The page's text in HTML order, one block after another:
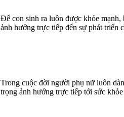
Để con sinh ra luôn được khỏe
ảnh hưởng trực tiếp đến sự phát triển
Trong cuộc đời người phụ nữ luôn
trọng ảnh hướng trực tiếp tới sức khỏe